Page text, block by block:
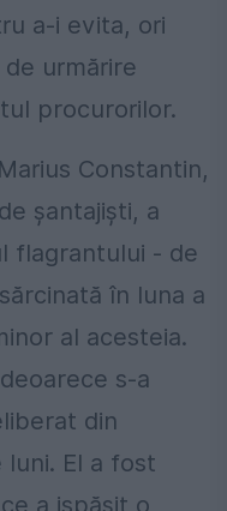
a-i evita, ori
urmărire
procurorilor.
Constantin,
șantajiști, a
flagrantului - de
în luna a
al acesteia.
s-a
din
El a fost
a ispășit o